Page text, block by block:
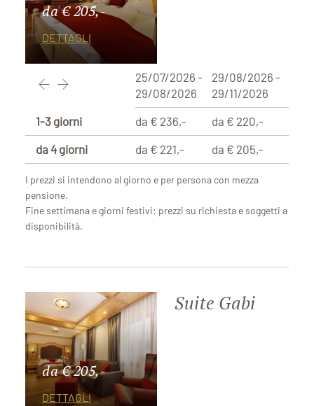
da € 205,-
DETTAGLI
25/07/2026 -
29/08/2026
29/08/2026 -
29/11/2026
1-3 giorni
da 4 giorni
da € 236,-
da € 221,-
da € 220,-
da € 205,-
I prezzi si intendono al giorno e per persona con mezza
pensione.
Fine settimana e giorni festivi: prezzi su richiesta e soggetti a
disponibilità.
da € 205,-
DETTAGLI
Suite Gabi